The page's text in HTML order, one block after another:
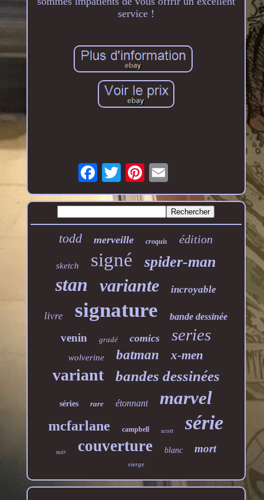
service !
todd merveille croquis édition
sketch signé spider-man
stan variante incroyable
livre signature bande dessinée
venin gradé comics series
wolverine batman x-men
variant bandes dessinées
séries rare étonnant marvel
mcfarlane campbell scott série
noir couverture blanc mort
vierge